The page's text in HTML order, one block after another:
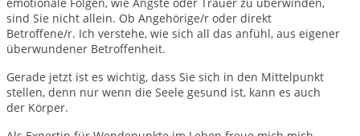
sind Sie nicht allein. Ob Angehörige/r oder direkt
Betroffene/r. Ich verstehe, wie sich all das anfühl, aus eigener
überwundener Betroffenheit.
Gerade jetzt ist es wichtig, dass Sie sich in den Mittelpunkt
stellen, denn nur wenn die Seele gesund ist, kann es auch
der Körper.